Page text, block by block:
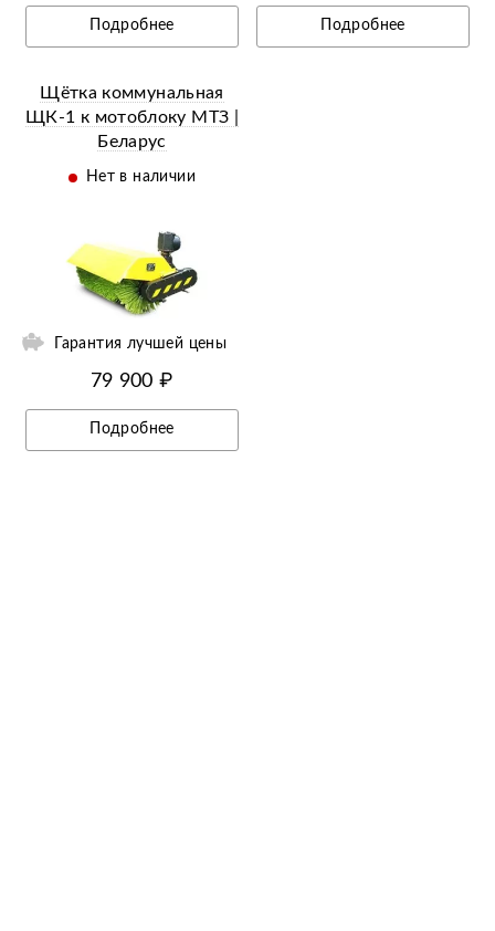
Подробнее Подробнее
Щётка коммунальная
ЩК-1 к мотоблоку МТЗ |
Беларус
Нет в наличии
Гарантия лучшей цены
79 900 ₽
Подробнее